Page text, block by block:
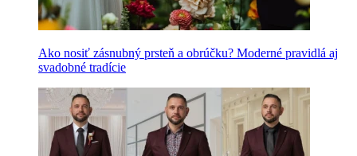
Ako nosiť zásnubný prsteň a obrúčku? Moderné pravidlá aj
svadobné tradície